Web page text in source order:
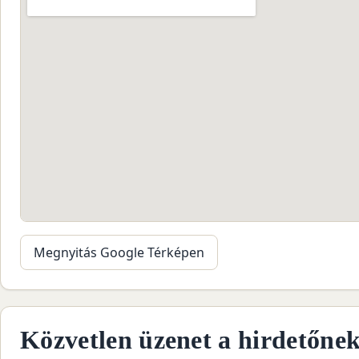
Megnyitás Google Térképen
Közvetlen üzenet a